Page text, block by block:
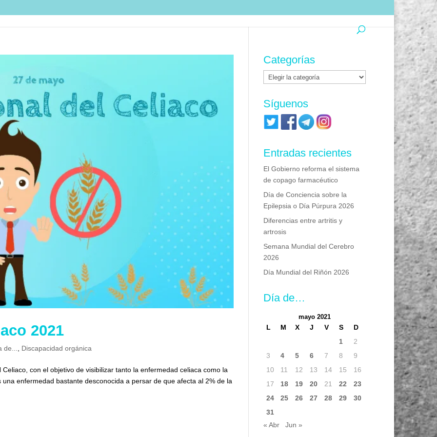
2021
de..., Discapacidad orgánica
con el objetivo de visibilizar tanto la enfermedad celiaca como la
enfermedad bastante desconocida a persar de que afecta al 2% de la
Categorías
Categorías
Síguenos
Entradas recientes
El Gobierno reforma el sistema
de copago farmacéutico
Día de Conciencia sobre la
Epilepsia o Día Púrpura 2026
Diferencias entre artritis y
artrosis
Semana Mundial del Cerebro
2026
Día Mundial del Riñón 2026
Día de…
mayo 2021
L M X J V S
D
1
2
3
4 5 6 7 8
9
10
11 12 13 14 15
16
17
18 19 20 21 22
23
24
25 26 27 28 29
30
31
« Abr
Jun »